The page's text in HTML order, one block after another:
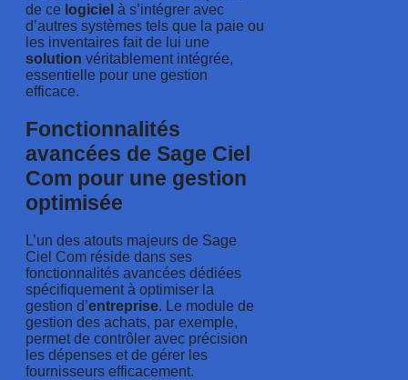
de ce logiciel à s’intégrer avec
d’autres systèmes tels que la paie ou
les inventaires fait de lui une
solution véritablement intégrée,
essentielle pour une gestion
efficace.
Fonctionnalités
avancées de Sage Ciel
Com pour une gestion
optimisée
L’un des atouts majeurs de Sage
Ciel Com réside dans ses
fonctionnalités avancées dédiées
spécifiquement à optimiser la
gestion d’entreprise. Le module de
gestion des achats, par exemple,
permet de contrôler avec précision
les dépenses et de gérer les
fournisseurs efficacement.